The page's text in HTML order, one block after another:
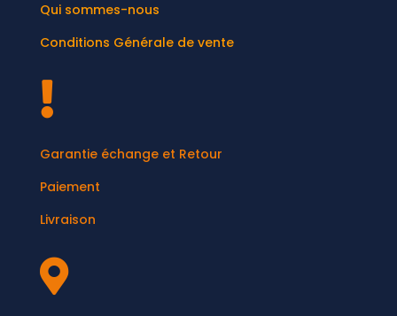
Qui sommes-nous
Conditions Générale de vente

Garantie échange et Retour
Paiement
Livraison
